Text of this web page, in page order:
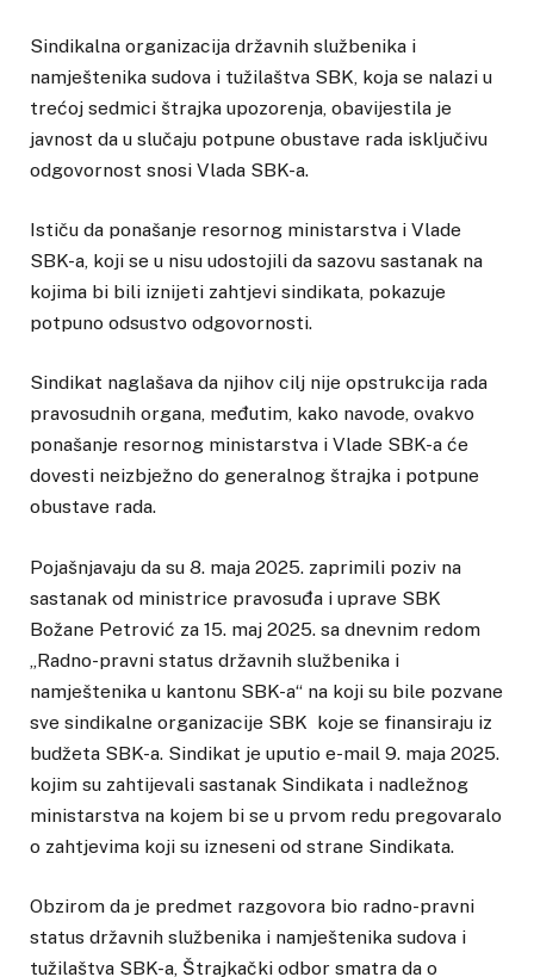
Sindikalna organizacija državnih službenika i
namještenika sudova i tužilaštva SBK, koja se nalazi u
trećoj sedmici štrajka upozorenja, obavijestila je
javnost da u slučaju potpune obustave rada isključivu
odgovornost snosi Vlada SBK-a.
Ističu da ponašanje resornog ministarstva i Vlade
SBK-a, koji se u nisu udostojili da sazovu sastanak na
kojima bi bili iznijeti zahtjevi sindikata, pokazuje
potpuno odsustvo odgovornosti.
Sindikat naglašava da njihov cilj nije opstrukcija rada
pravosudnih organa, međutim, kako navode, ovakvo
ponašanje resornog ministarstva i Vlade SBK-a će
dovesti neizbježno do generalnog štrajka i potpune
obustave rada.
Pojašnjavaju da su 8. maja 2025. zaprimili poziv na
sastanak od ministrice pravosuđa i uprave SBK
Božane Petrović za 15. maj 2025. sa dnevnim redom
„Radno-pravni status državnih službenika i
namještenika u kantonu SBK-a“ na koji su bile pozvane
sve sindikalne organizacije SBK koje se finansiraju iz
budžeta SBK-a. Sindikat je uputio e-mail 9. maja 2025.
kojim su zahtijevali sastanak Sindikata i nadležnog
ministarstva na kojem bi se u prvom redu pregovaralo
o zahtjevima koji su izneseni od strane Sindikata.
Obzirom da je predmet razgovora bio radno-pravni
status državnih službenika i namještenika sudova i
tužilaštva SBK-a, Štrajkački odbor smatra da o